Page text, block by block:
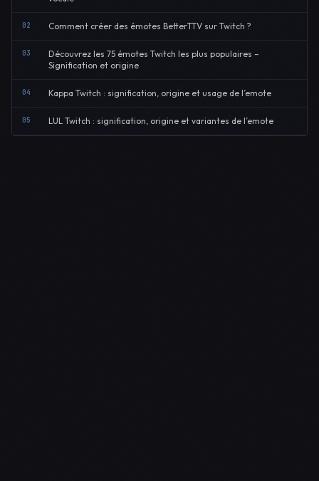
02 Comment créer des émotes BetterTTV sur Twitch ?
03
Découvrez les 75 émotes Twitch les plus populaires –
Signification et origine
04 Kappa Twitch : signification, origine et usage de l’emote
05 LUL Twitch : signification, origine et variantes de l’emote